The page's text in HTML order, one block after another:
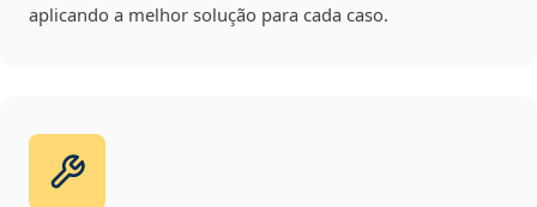
aplicando a melhor solução para cada caso.